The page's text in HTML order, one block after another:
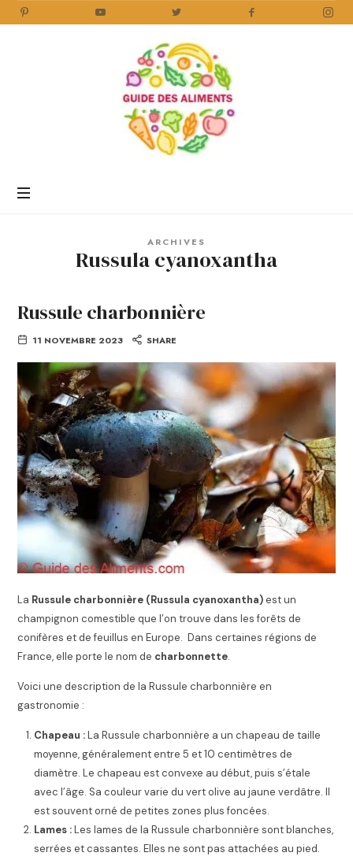
Aliments
ARCHIVES
Russula cyanoxantha
Russule charbonnière
11 NOVEMBRE 2023 SHARE
La Russule charbonnière (Russula cyanoxantha)est un
champignon comestible que l’on trouve dans les forêts de
conifères et de feuillus en Europe. Dans certaines régions de
France, elle porte le nom de charbonnette.
Voici une description de la Russule charbonnière en
gastronomie :
Chapeau :La Russule charbonnière a un chapeau de taille
moyenne, généralement entre 5 et 10 centimètres de
diamètre. Le chapeau est convexe au début, puis s’étale
avec l’âge. Sa couleur varie du vert olive au jaune verdâtre. Il
est souvent orné de petites zones plus foncées.
Lames :Les lames de la Russule charbonnière sont blanches,
serrées et cassantes. Elles ne sont pas attachées au pied.